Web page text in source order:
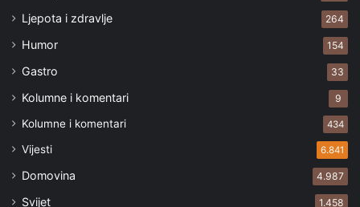
Ljepota i zdravlje 264
Humor 154
Gastro 33
Kolumne i komentari 9
Kolumne i komentari 434
Vijesti 6.841
Domovina 4.987
Svijet 1.458